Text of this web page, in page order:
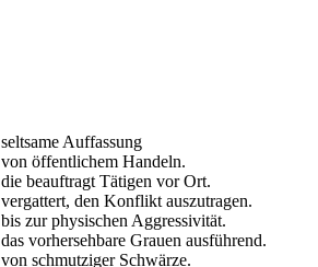
seltsame Auffassung
von öffentlichem Handeln.
die beauftragt Tätigen vor Ort.
vergattert, den Konflikt auszutragen.
bis zur physischen Aggressivität.
das vorhersehbare Grauen ausführend.
von schmutziger Schwärze.